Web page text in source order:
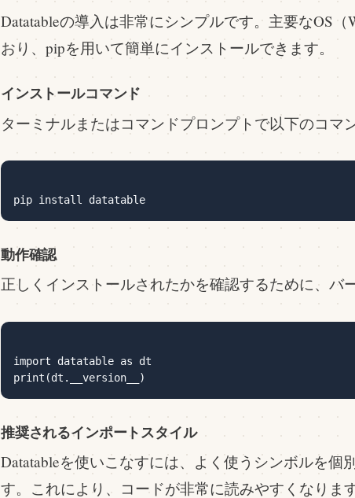
Datatableの導入は非常にシンプルです。主要なOS
おり、pipを用いて簡単にインストールできます。
インストールコマンド
ターミナルまたはコマンドプロンプトで以下のコマ
動作確認
正しくインストールされたかを確認するために、バ
import datatable as dt
推奨されるインポートスタイル
Datatableを使いこなすには、よく使うシンボルを個
す。これにより、コードが非常に読みやすくなります